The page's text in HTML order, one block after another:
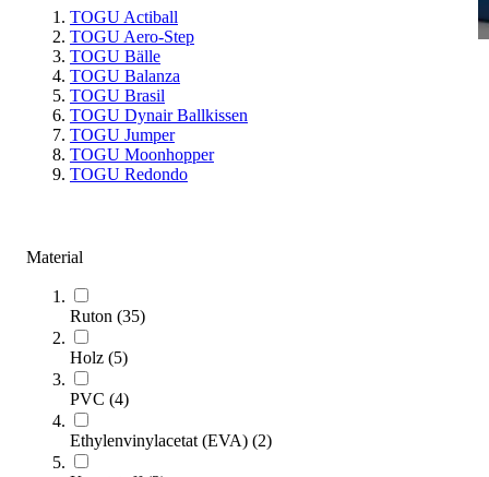
TOGU Actiball
TOGU Aero-Step
TOGU Bälle
TOGU Balanza
TOGU Brasil
TOGU Dynair Ballkissen
TOGU Jumper
TOGU Moonhopper
TOGU Redondo
Material
Ruton (35)
Holz (5)
PVC (4)
Ethylenvinylacetat (EVA) (2)
TOGU
(Artikel 1-32von72)
Kategorien & Filter
Seite
Sortieren nach